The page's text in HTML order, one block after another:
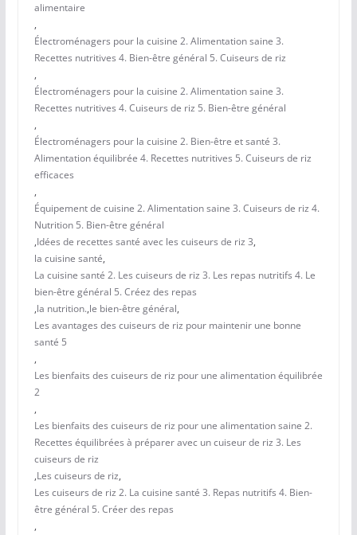
alimentaire
,
Électroménagers pour la cuisine 2. Alimentation saine 3.
Recettes nutritives 4. Bien-être général 5. Cuiseurs de riz
,
Électroménagers pour la cuisine 2. Alimentation saine 3.
Recettes nutritives 4. Cuiseurs de riz 5. Bien-être général
,
Électroménagers pour la cuisine 2. Bien-être et santé 3.
Alimentation équilibrée 4. Recettes nutritives 5. Cuiseurs de riz
efficaces
,
Équipement de cuisine 2. Alimentation saine 3. Cuiseurs de riz 4.
Nutrition 5. Bien-être général
,Idées de recettes santé avec les cuiseurs de riz 3,
la cuisine santé,
La cuisine santé 2. Les cuiseurs de riz 3. Les repas nutritifs 4. Le
bien-être général 5. Créez des repas
,la nutrition.,le bien-être général,
Les avantages des cuiseurs de riz pour maintenir une bonne
santé 5
,
Les bienfaits des cuiseurs de riz pour une alimentation équilibrée
2
,
Les bienfaits des cuiseurs de riz pour une alimentation saine 2.
Recettes équilibrées à préparer avec un cuiseur de riz 3. Les
cuiseurs de riz
,Les cuiseurs de riz,
Les cuiseurs de riz 2. La cuisine santé 3. Repas nutritifs 4. Bien-
être général 5. Créer des repas
,